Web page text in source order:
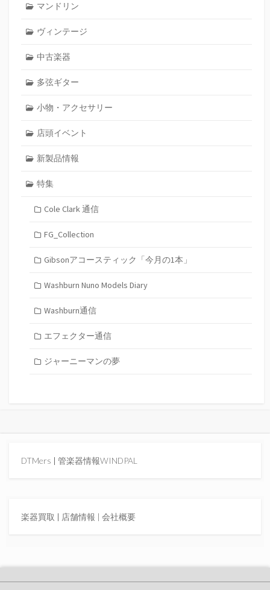
マンドリン
ヴィンテージ
中古楽器
多弦ギター
小物・アクセサリー
店頭イベント
新製品情報
特集
Cole Clark 通信
FG_Collection
Gibsonアコースティック「今月の1本」
Washburn Nuno Models Diary
Washburn通信
エフェクター通信
ジャーニーマンの夢
DTMers | 管楽器情報WINDPAL
楽器買取 | 店舗情報 | 会社概要